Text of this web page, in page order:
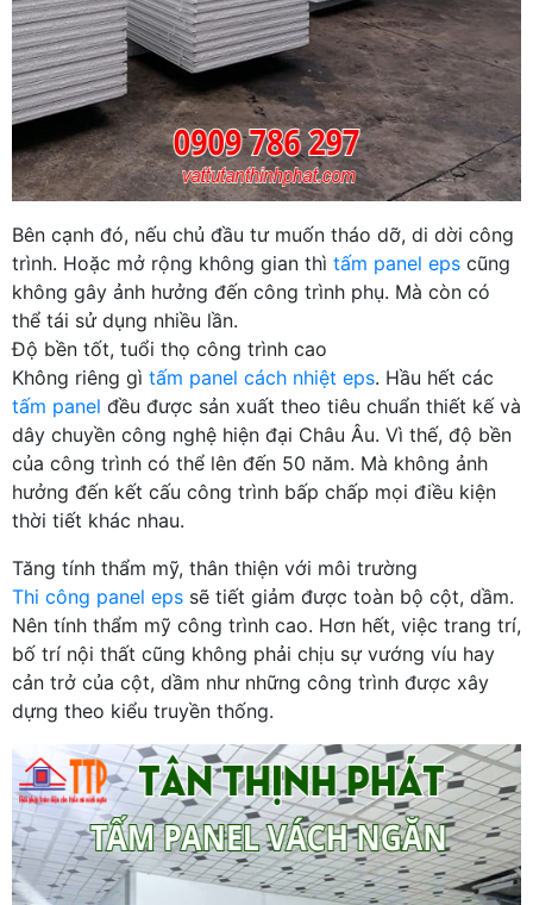
Bên cạnh đó, nếu chủ đầu tư muốn tháo dỡ, di dời công
trình. Hoặc mở rộng không gian thì tấm panel eps cũng
không gây ảnh hưởng đến công trình phụ. Mà còn có
thể tái sử dụng nhiều lần.
Độ bền tốt, tuổi thọ công trình cao
Không riêng gì tấm panel cách nhiệt eps. Hầu hết các
tấm panel đều được sản xuất theo tiêu chuẩn thiết kế và
dây chuyền công nghệ hiện đại Châu Âu. Vì thế, độ bền
của công trình có thể lên đến 50 năm. Mà không ảnh
hưởng đến kết cấu công trình bấp chấp mọi điều kiện
thời tiết khác nhau.
Tăng tính thẩm mỹ, thân thiện với môi trường
Thi công panel eps sẽ tiết giảm được toàn bộ cột, dầm.
Nên tính thẩm mỹ công trình cao. Hơn hết, việc trang trí,
bố trí nội thất cũng không phải chịu sự vướng víu hay
cản trở của cột, dầm như những công trình được xây
dựng theo kiểu truyền thống.